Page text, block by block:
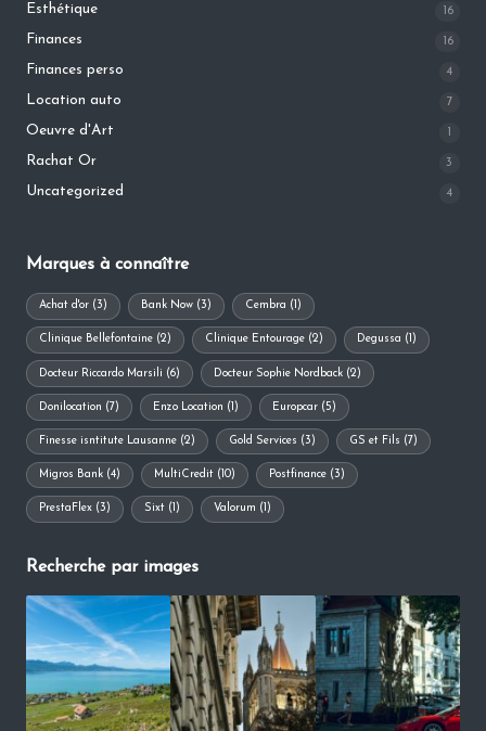
Esthétique 16
Finances 16
Finances perso 4
Location auto 7
Oeuvre d'Art 1
Rachat Or 3
Uncategorized 4
Marques à connaître
Achat d'or (3) Bank Now(3) Cembra (1)
Clinique Bellefontaine (2) Clinique Entourage(2) Degussa (1)
Docteur Riccardo Marsili (6) Docteur Sophie Nordback(2)
Donilocation (7) Enzo Location (1) Europcar(5)
Finesse isntitute Lausanne (2) Gold Services (3) GS et Fils (7)
Migros Bank (4) MultiCredit(10) Postfinance(3)
PrestaFlex (3) Sixt(1) Valorum (1)
Recherche par images